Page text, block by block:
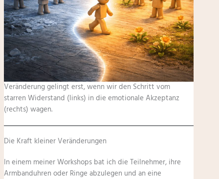
Veränderung gelingt erst, wenn wir den Schritt vom
starren Widerstand (links) in die emotionale Akzeptanz
(rechts) wagen.
Die Kraft kleiner Veränderungen
In einem meiner Workshops bat ich die Teilnehmer, ihre
Armbanduhren oder Ringe abzulegen und an eine